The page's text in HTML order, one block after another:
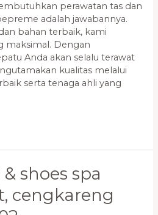
perawatan tas dan
adalah jawabannya.
bahan terbaik, kami
maksimal. Dengan
Anda akan selalu terawat
kualitas melalui
serta tenaga ahli yang
shoes spa
cengkareng